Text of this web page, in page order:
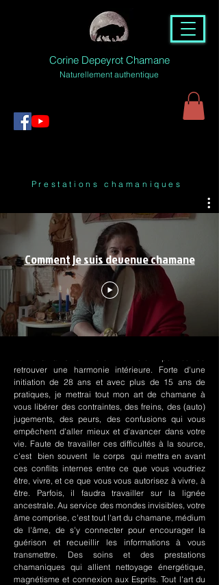
Corine Depeyrot Chamane
Naturellement authentique
Prestations chamaniques
Comment je suis devenue chamane
retrouver une harmonie intérieure. Forte d'une
initiation de 28 ans et avec plus de 15 ans de
pratiques, je mettrai tout mon art de chamane à
vous libérer des contraintes, des freins, des (auto)
jugements, des peurs, des confusions qui vous
empêchent d'aller mieux et d'avancer dans votre
vie. Faute de travailler ces difficultés à la source,
c'est bien souvent le corps qui mettra en avant
ces conflits internes entre ce que vous voudriez
être, vivre, et ce que vous vous autorisez à vivre, à
être. Parfois, il faudra travailler sur la lignée
ancestrale. Au service des mondes invisibles, votre
âme comprise, c'est tout l'art du chamane, médium
de l'âme, de s'y connecter pour encourager la
guérison et recueillir les informations à vous
transmettre. Des soins et des prestations
chamaniques qui allient nettoyage énergétique,
magnétisme et connexion aux Esprits. Tout l'art du